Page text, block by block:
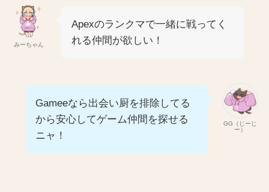
みーちゃん
Apexのランクマで一緒に戦ってく
れる仲間が欲しい！
GG（じーじ
ー）
Gameeなら出会い厨を排除してる
から安心してゲーム仲間を探せる
ニャ！